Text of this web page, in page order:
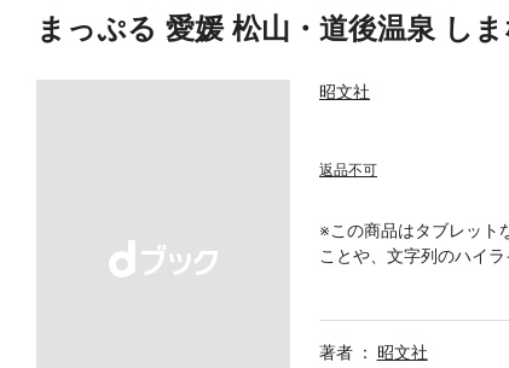
まっぷる 愛媛 松山・道後温泉 しま
昭文社
返品不可
※この商品はタブレット
ことや、文字列のハイ
ージでは、愛媛観光の
報が盛りだくさん！こ
著者
昭文社